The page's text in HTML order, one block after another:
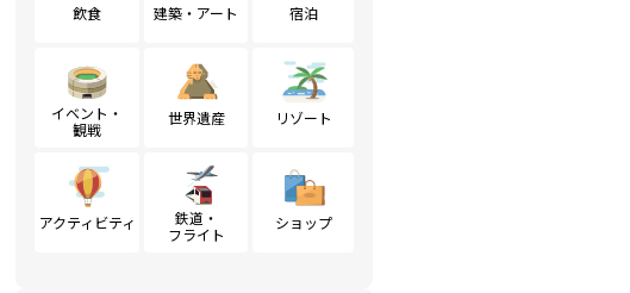
飲食 建築・アート 宿泊
イベント・
観戦
世界遺産 リゾート
アクティビティ
鉄道・
フライト
ショップ